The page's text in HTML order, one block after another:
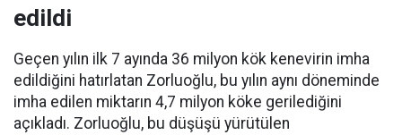
edildi
Geçen yılın ilk 7 ayında 36 milyon kök kenevirin imha
edildiğini hatırlatan Zorluoğlu, bu yılın aynı döneminde
imha edilen miktarın 4,7 milyon köke gerilediğini
açıkladı. Zorluoğlu, bu düşüşü yürütülen